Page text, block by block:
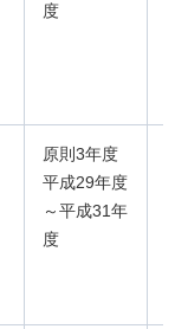
度
原則3年度
平成29年度
～平成31年
度